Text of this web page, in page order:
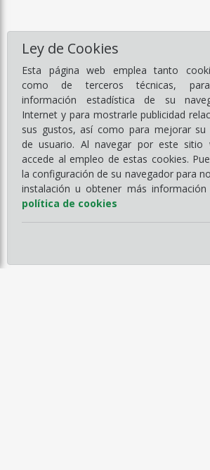
Ley de Cookies
Esta página web emplea tanto
como de terceros técnicas,
información estadística de su
Internet y para mostrarle publicidad
sus gustos, así como para mejorar su
de usuario. Al navegar por este sitio
accede al empleo de estas cookies.
la configuración de su navegador para
instalación u obtener más información
política de cookies